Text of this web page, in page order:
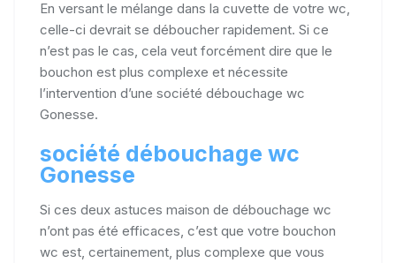
En versant le mélange dans la cuvette de votre wc,
celle-ci devrait se déboucher rapidement. Si ce
n’est pas le cas, cela veut forcément dire que le
bouchon est plus complexe et nécessite
l’intervention d’une société débouchage wc
Gonesse.
société débouchage wc
Gonesse
Si ces deux astuces maison de débouchage wc
n’ont pas été efficaces, c’est que votre bouchon
wc est, certainement, plus complexe que vous